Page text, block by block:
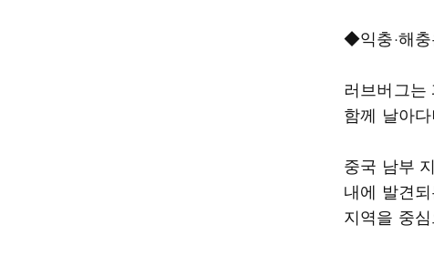
◆익충·해
러브버그는
함께 날아
중국 남부
내에 발견
지역을 중